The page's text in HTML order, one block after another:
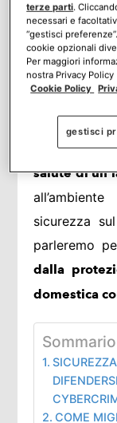
quindi le
smart-
lavorativi?
Come
datore di
salute di un
sicurezza
parleremo
dalla
domestica
Sommario
COME
terze parti.
necessari e
“gestisci
cookie opzionali
Per maggiori
nostra Privacy Policy
Cookie Policy
gestisci